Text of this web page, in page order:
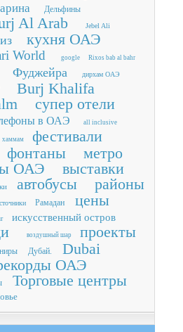
Дельфины
Al Arab Jebel Ali
кухня ОАЭ
World google Rixos bab al bahr
Фуджейра дирхам ОАЭ
Burj Khalifa
супер отели
в ОАЭ all inclusive
хаммам фестивали
фонтаны
метро
ОАЭ выставки
автобусы
районы
Рамадан цены
искусственный остров
воздушный шар
проекты
Дубай.
Dubai
ОАЭ
Торговые центры